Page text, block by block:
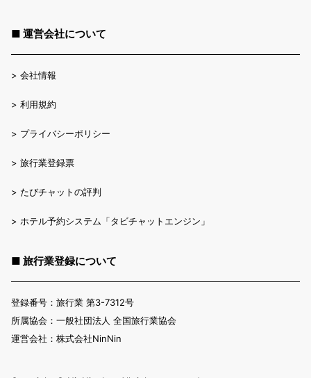
■ 運営会社について
> 会社情報
> 利用規約
> プライバシーポリシー
> 旅行業登録票
> たびチャットの評判
> ホテル予約システム「タビチャットエンジン」
■ 旅行業登録について
登録番号：旅行業 第3-7312号
所属協会：一般社団法人 全国旅行業協会
運営会社：株式会社NinNin